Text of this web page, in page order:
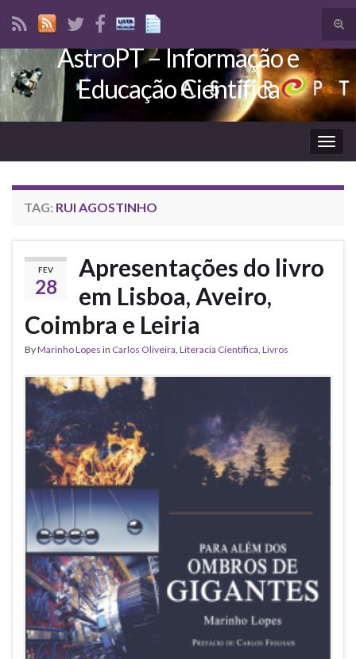
Search for:
AstroPT – Informação e
Educação Científica
TAG: RUI AGOSTINHO
FEV
28
Apresentações do livro
em Lisboa, Aveiro,
Coimbra e Leiria
ByMarinho Lopes in Carlos Oliveira, Literacia Científica, Livros